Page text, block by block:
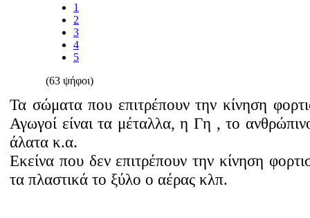
1
2
3
4
5
(63 ψήφοι)
Τα σώματα που επιτρέπουν την κίνηση
Αγωγοί είναι τα μέταλλα, η Γη , το
άλατα κ.α.
Εκείνα που δεν επιτρέπουν την κίνηση
τα πλαστικά το ξύλο ο αέρας κλπ.